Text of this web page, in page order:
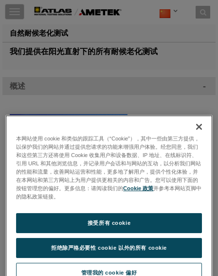
Toggle
navigation
自然耐候老化测试
我们提供在阳光直射下的所有耐候老化测试
概述 -
本网站使用 cookie 和类似的跟踪工具（“Cookie”），其中一些由第三方提供，
以保护我们的网站并通过提供您请求的功能来增强用户体验。经您同意，我们
和这些第三方还将使用 Cookie 收集用户和设备数据、IP 地址、在线标识符、
引用 URL 和其他浏览信息，并记录用户会话和与网站的互动，以分析我们网站
的性能和流量，改善网站运营和性能，更多地了解用户，提供个性化体验，并
在本网站和第三方网站上为用户提供更相关的内容和广告。您可以使用下面的
按钮管理您的偏好。更多信息：请阅读我们的Cookie 政策并参考本网站页脚中
的隐私政策链接。
管理我的 cookie 偏好
拒绝除严格必要性 cookie 以外的所有 cookie
接受所有 cookie